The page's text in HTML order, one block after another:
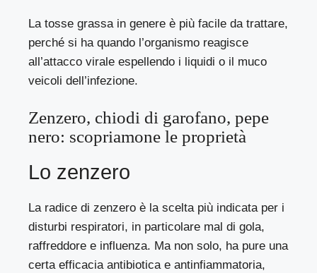
La tosse grassa in genere è più facile da trattare,
perché si ha quando l’organismo reagisce
all’attacco virale espellendo i liquidi o il muco
veicoli dell’infezione.
Zenzero, chiodi di garofano, pepe
nero: scopriamone le proprietà
Lo zenzero
La radice dizenzero è la scelta più indicata per i
disturbi respiratori, in particolare mal di gola,
raffreddore e influenza. Ma non solo, ha pure una
certa efficacia antibiotica e antinfiammatoria,